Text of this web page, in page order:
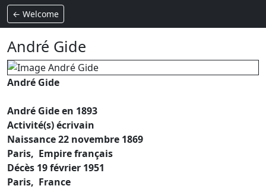
← Welcome
André Gide
André Gide
André Gide en 1893
Activité(s)écrivain
Naissance22 novembre 1869
Paris, Empire français
Décès 19 février 1951
Paris, France